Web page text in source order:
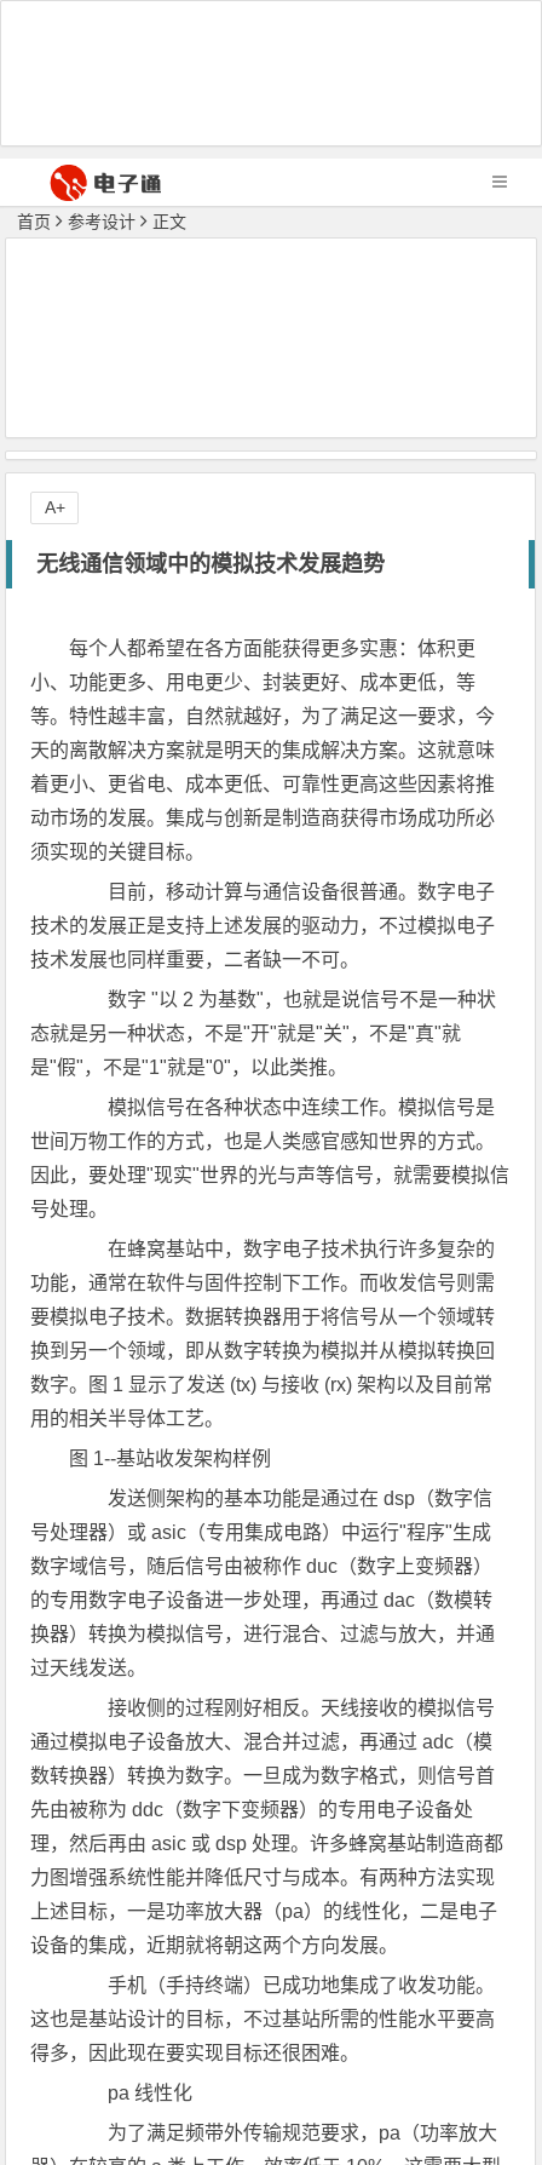
首页 参考设计 正文
无线通信领域中的模拟技术发展趋势
每个人都希望在各方面能获得更多实惠：体积更
小、功能更多、用电更少、封装更好、成本更低，等
等。特性越丰富，自然就越好，为了满足这一要求，今
天的离散解决方案就是明天的集成解决方案。这就意味
着更小、更省电、成本更低、可靠性更高这些因素将推
动市场的发展。集成与创新是制造商获得市场成功所必
须实现的关键目标。
目前，移动计算与通信设备很普通。数字电子
技术的发展正是支持上述发展的驱动力，不过模拟电子
技术发展也同样重要，二者缺一不可。
数字 "以 2 为基数"，也就是说信号不是一种状
态就是另一种状态，不是"开"就是"关"，不是"真"就
是"假"，不是"1"就是"0"，以此类推。
模拟信号在各种状态中连续工作。模拟信号是
世间万物工作的方式，也是人类感官感知世界的方式。
因此，要处理"现实"世界的光与声等信号，就需要模拟信
号处理。
在蜂窝基站中，数字电子技术执行许多复杂的
功能，通常在软件与固件控制下工作。而收发信号则需
要模拟电子技术。数据转换器用于将信号从一个领域转
换到另一个领域，即从数字转换为模拟并从模拟转换回
数字。图 1 显示了发送 (tx) 与接收 (rx) 架构以及目前常
用的相关半导体工艺。
图 1--基站收发架构样例
发送侧架构的基本功能是通过在 dsp（数字信
号处理器）或 asic（专用集成电路）中运行"程序"生成
数字域信号，随后信号由被称作 duc（数字上变频器）
的专用数字电子设备进一步处理，再通过 dac（数模转
换器）转换为模拟信号，进行混合、过滤与放大，并通
过天线发送。
接收侧的过程刚好相反。天线接收的模拟信号
通过模拟电子设备放大、混合并过滤，再通过 adc（模
数转换器）转换为数字。一旦成为数字格式，则信号首
先由被称为 ddc（数字下变频器）的专用电子设备处
理，然后再由 asic 或 dsp 处理。许多蜂窝基站制造商都
力图增强系统性能并降低尺寸与成本。有两种方法实现
上述目标，一是功率放大器（pa）的线性化，二是电子
设备的集成，近期就将朝这两个方向发展。
手机（手持终端）已成功地集成了收发功能。
这也是基站设计的目标，不过基站所需的性能水平要高
得多，因此现在要实现目标还很困难。
pa 线性化
为了满足频带外传输规范要求，pa（功率放大
A+